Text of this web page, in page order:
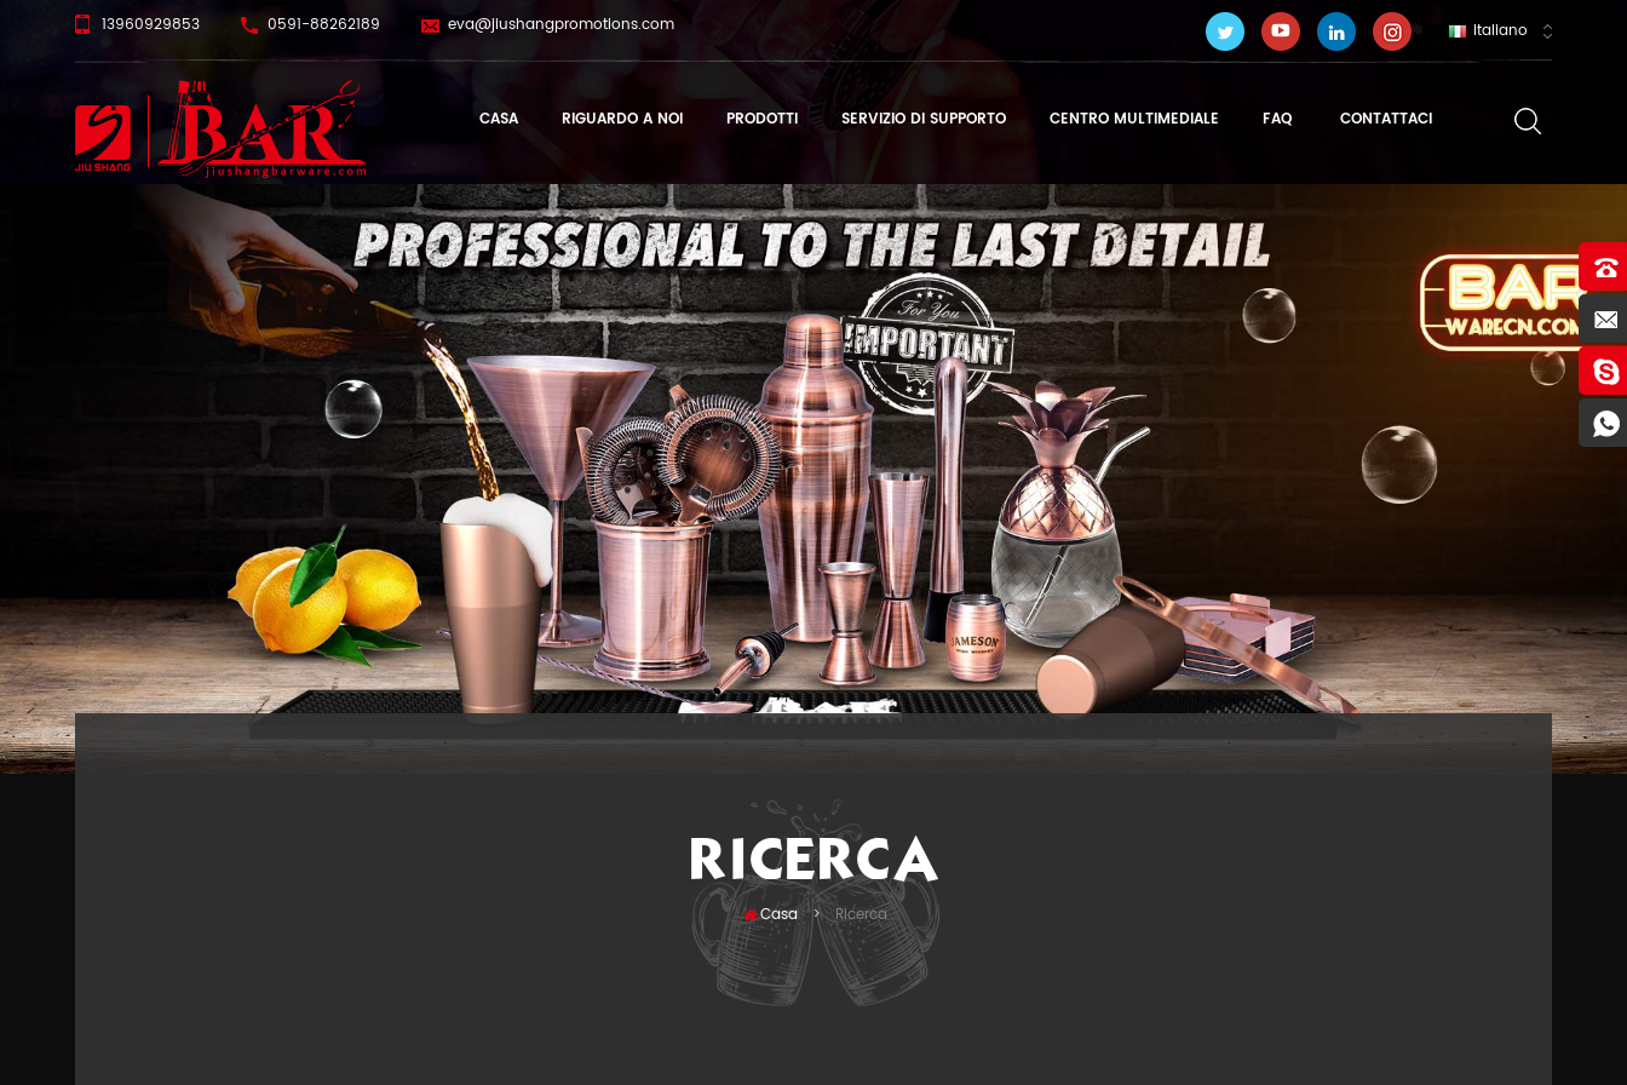
13960929853 0591-88262189 eva@jiushangpromotions.com Italiano
CASA RIGUARDO A NOI PRODOTTI SERVIZIO DI SUPPORTO CENTRO MULTIMEDIALE FAQ CONTATTACI
RICERCA
Casa > Ricerca